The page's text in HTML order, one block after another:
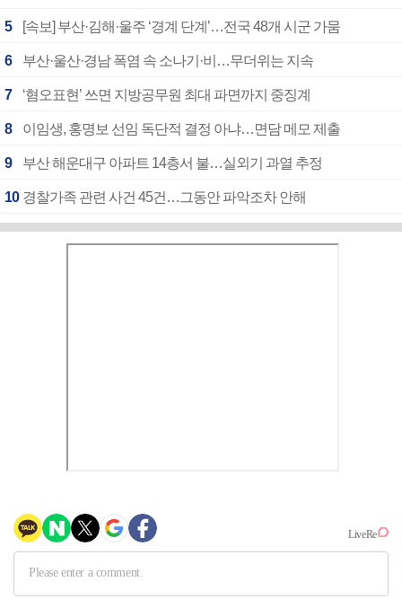
5 [속보] 부산·김해·울주 ‘경계 단계’…전국 48개 시군 가뭄
6 부산·울산·경남 폭염 속 소나기·비…무더위는 지속
7 ‘혐오표현’ 쓰면 지방공무원 최대 파면까지 중징계
8 이임생, 홍명보 선임 독단적 결정 아냐…면담 메모 제출
9 부산 해운대구 아파트 14층서 불…실외기 과열 추정
10 경찰가족 관련 사건 45건…그동안 파악조차 안해